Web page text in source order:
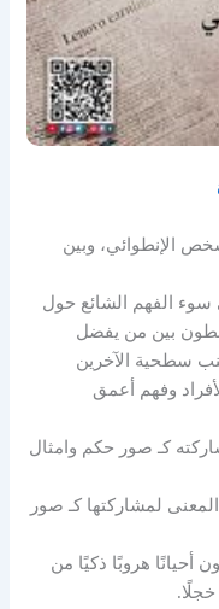
الإنطوائي، وبين
سوء الفهم الشائع حول
بين من يفضل
سطحية الآخرين
وفهم أعمق
كـ صور حكم وامثال
لمشاركتها كـ صور
أحيانًا هروبًا ذكيًا من
خجلًا.